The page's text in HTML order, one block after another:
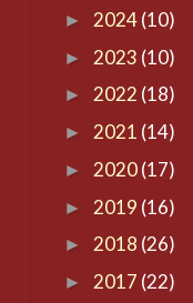
► 2024(10)
► 2023 (10)
► 2022 (18)
► 2021 (14)
► 2020(17)
► 2019 (16)
► 2018 (26)
► 2017 (22)